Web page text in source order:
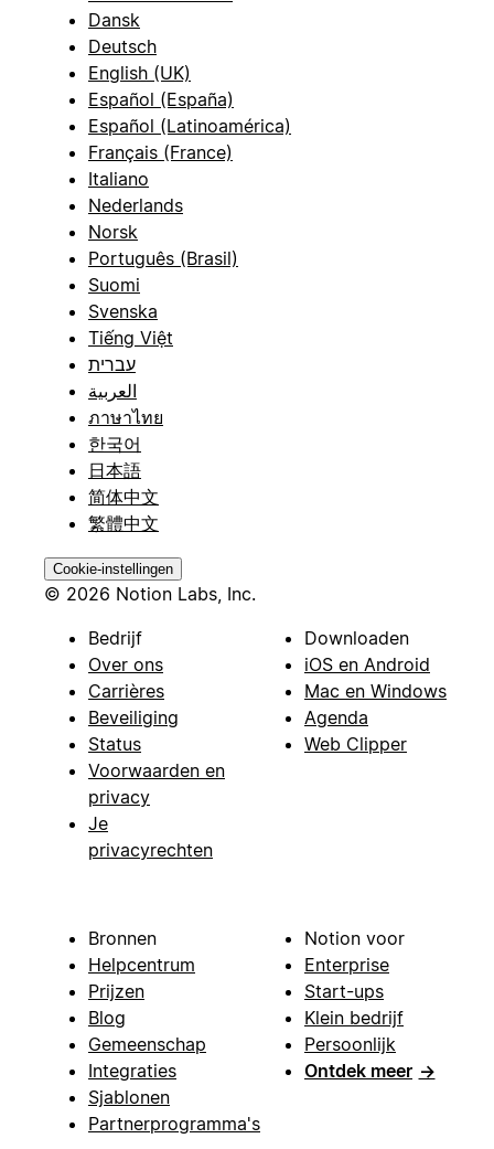
Dansk
Deutsch
English (UK)
Español (España)
Español (Latinoamérica)
Français (France)
Italiano
Nederlands
Norsk
Português (Brasil)
Suomi
Svenska
Tiếng Việt
עברית
العربية
ภาษาไทย
한국어
日本語
简体中文
繁體中文
Cookie-instellingen
© 2026 Notion Labs, Inc.
Bedrijf
Over ons
Carrières
Beveiliging
Status
Voorwaarden en
privacy
Je
privacyrechten
Downloaden
iOS en Android
Mac en Windows
Agenda
Web Clipper
Bronnen
Helpcentrum
Prijzen
Blog
Gemeenschap
Integraties
Sjablonen
Partnerprogramma's
Notion voor
Enterprise
Start-ups
Klein bedrijf
Persoonlijk
Ontdek meer →